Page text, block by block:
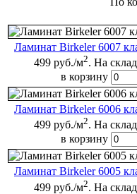
Ламинат Birkeler 6007
499 руб./м2. На
в корзину
Ламинат Birkeler 6006
499 руб./м2. На
в корзину
Ламинат Birkeler 6005
499 руб./м2. На